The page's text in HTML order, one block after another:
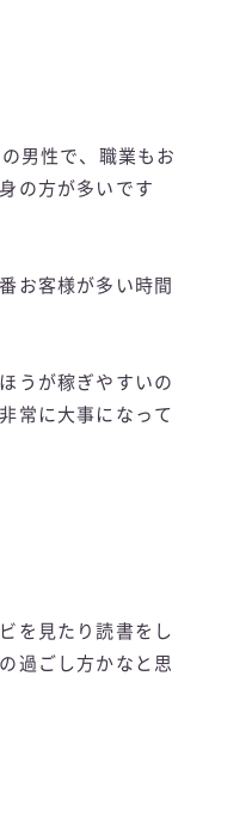
男性で、職業もお
の方が多いです
お客様が多い時間
うが稼ぎやすいの
常に大事になって
を見たり読書をし
過ごし方かなと思